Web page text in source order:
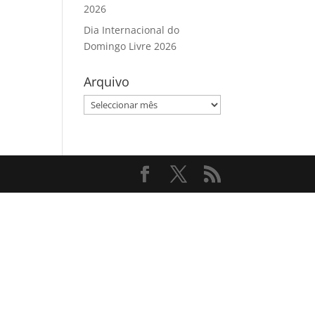
2026
Dia Internacional do
Domingo Livre 2026
Arquivo
Arquivo